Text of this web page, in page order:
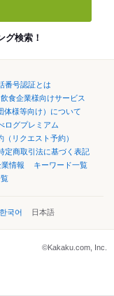
グ検索！
番号認証とは
食企業様向けサービス
体様等向け）について
ログプレミアム
（リクエスト予約）
定商取引法に基づく表記
業情報
キーワード一覧
한국어 日本語
©Kakaku.com, Inc.